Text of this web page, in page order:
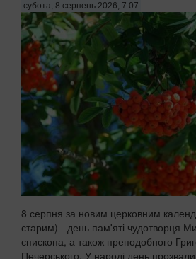
субота, 8 серпень 2026, 7:07
8 серпня за новим церковним
старим) - день пам'яті чудотворця
єпископа, а також преподобного
Печерського. У народі день